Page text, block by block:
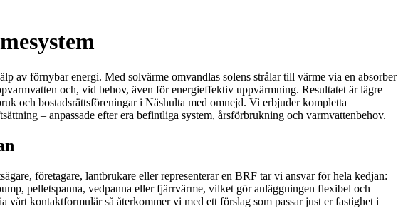
av förnybar energi. Med solvärme omvandlas solens strålar till värme via en absorber
och, vid behov, även för energieffektiv uppvärmning. Resultatet är lägre
och bostadsrättsföreningar i Näshulta med omnejd. Vi erbjuder kompletta
– anpassade efter era befintliga system, årsförbrukning och varmvattenbehov.
företagare, lantbrukare eller representerar en BRF tar vi ansvar för hela kedjan:
pelletspanna, vedpanna eller fjärrvärme, vilket gör anläggningen flexibel och
kontaktformulär så återkommer vi med ett förslag som passar just er fastighet i